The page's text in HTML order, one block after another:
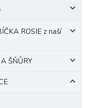
ROSIE z naší
ŠŇŮRY